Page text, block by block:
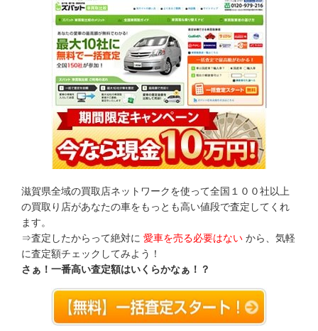
滋賀県全域の買取店ネットワークを使って全国１００社以上
の買取り店があなたの車をもっとも高い値段で査定してくれ
ます。
⇒査定したからって絶対に 愛車を売る必要はない から、気軽
に査定額チェックしてみよう！
さぁ！一番高い査定額はいくらかなぁ！？